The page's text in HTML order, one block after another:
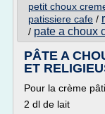
petit choux
patissiere cafe /
/ pate a choux
PÂTE A
ET
Pour la crème
2 dl de lait